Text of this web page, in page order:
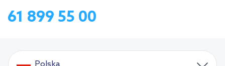
61 899 55 00